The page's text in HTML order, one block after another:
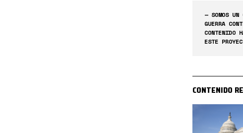
— SOMOS UN
GUERRA
CONTENIDO
ESTE
CONTENIDO